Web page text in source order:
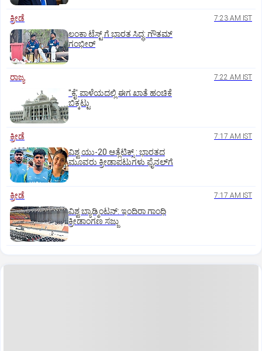
ಕ್ರೀಡೆ 7:23 AM IST
ಲಂಕಾ ಟೆಸ್ಟ್‌ ಗೆ ಭಾರತ ಸಿದ್ಧ: ಗೌತಮ್‌
ಗಂಭೀರ್‌
ರಾಜ್ಯ 7:22 AM IST
"ಕೈ' ಪಾಳೆಯದಲ್ಲಿ ಈಗ ಖಾತೆ ಹಂಚಿಕೆ
ಬಿಕ್ಕಟ್ಟು
ಕ್ರೀಡೆ 7:17 AM IST
ವಿಶ್ವ ಯು-20 ಆತ್ಲೆಟಿಕ್ಸ್‌ : ಭಾರತದ
ಮೂವರು ಕ್ರೀಡಾಪಟುಗಳು ಫೈನಲ್‌ಗೆ
ಕ್ರೀಡೆ 7:17 AM IST
ವಿಶ್ವ ಬ್ಯಾಡ್ಮಿಂಟನ್‌: ಇಂದಿರಾ ಗಾಂಧಿ
ಕ್ರೀಡಾಂಗಣ ಸಜ್ಜು